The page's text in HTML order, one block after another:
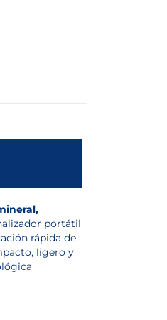
portátil
rápida de
ligero y